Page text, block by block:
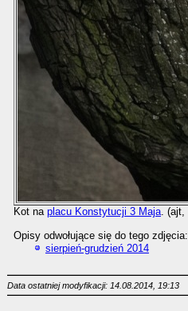
Kot na placu Konstytucji 3 Maja. (ajt,
Opisy odwołujące się do tego zdjęcia:
sierpień-grudzień 2014
Data ostatniej modyfikacji: 14.08.2014, 19:13